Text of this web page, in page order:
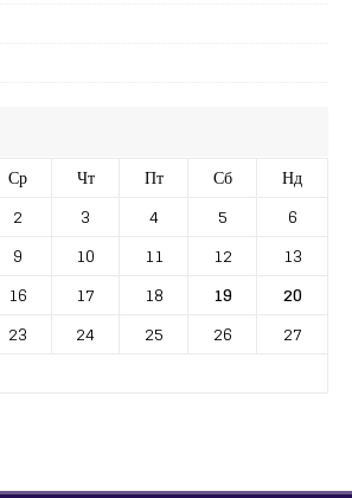
Ср Чт Пт Сб
Нд
2 3 4 5
6
9 10 11 12
13
16 17 18 19
20
23 24 25 26
27